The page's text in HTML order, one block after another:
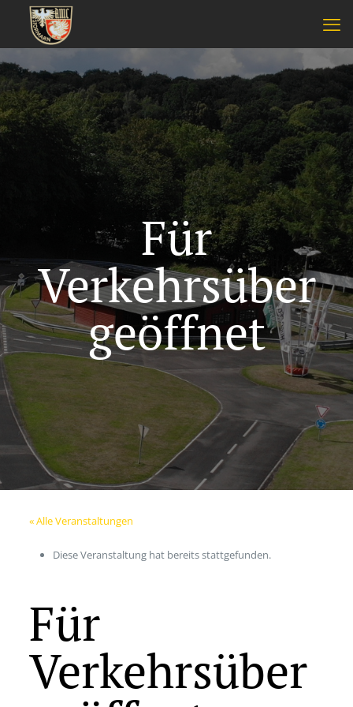
Für
Verkehrsüber
geöffnet
« Alle Veranstaltungen
Diese Veranstaltung hat bereits stattgefunden.
Für
Verkehrsüber